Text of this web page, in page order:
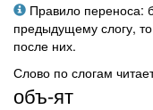
Правило переноса:
предыдущему слогу, то
после них.
Слово по слогам
объ-ят